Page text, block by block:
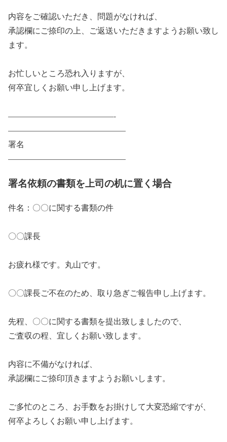
内容をご確認いただき、問題がなければ、
承認欄にご捺印の上、ご返送いただきますようお願い致し
ます。
お忙しいところ恐れ入りますが、
何卒宜しくお願い申し上げます。
—————————————-
——————————————–
署名
——————————————–
署名依頼の書類を上司の机に置く場合
件名：〇〇に関する書類の件
〇〇課長
お疲れ様です。丸山です。
〇〇課長ご不在のため、取り急ぎご報告申し上げます。
先程、〇〇に関する書類を提出致しましたので、
ご査収の程、宜しくお願い致します。
内容に不備がなければ、
承認欄にご捺印頂きますようお願いします。
ご多忙のところ、お手数をお掛けして大変恐縮ですが、
何卒よろしくお願い申し上げます。